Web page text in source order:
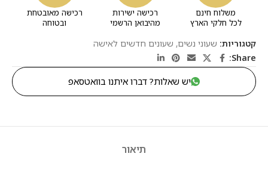
משלוח חינם
לכל חלקי הארץ
רכישה ישירות
מהיבואן הרשמי
רכישה מאובטחת
ובטוחה
קטגוריות: שעוני נשים, שעונים חדשים לאישה
Share:
יש שאלות? דברו איתנו בוואטסאפ
תיאור